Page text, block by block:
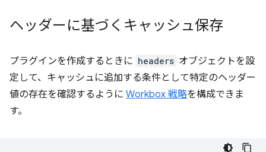
ヘッダーに基づくキャッシュ保存
プラグインを作成するときに headers オブジェクトを設
定して、キャッシュに追加する条件として特定のヘッダー
値の存在を確認するように Workbox 戦略を構成できま
す。